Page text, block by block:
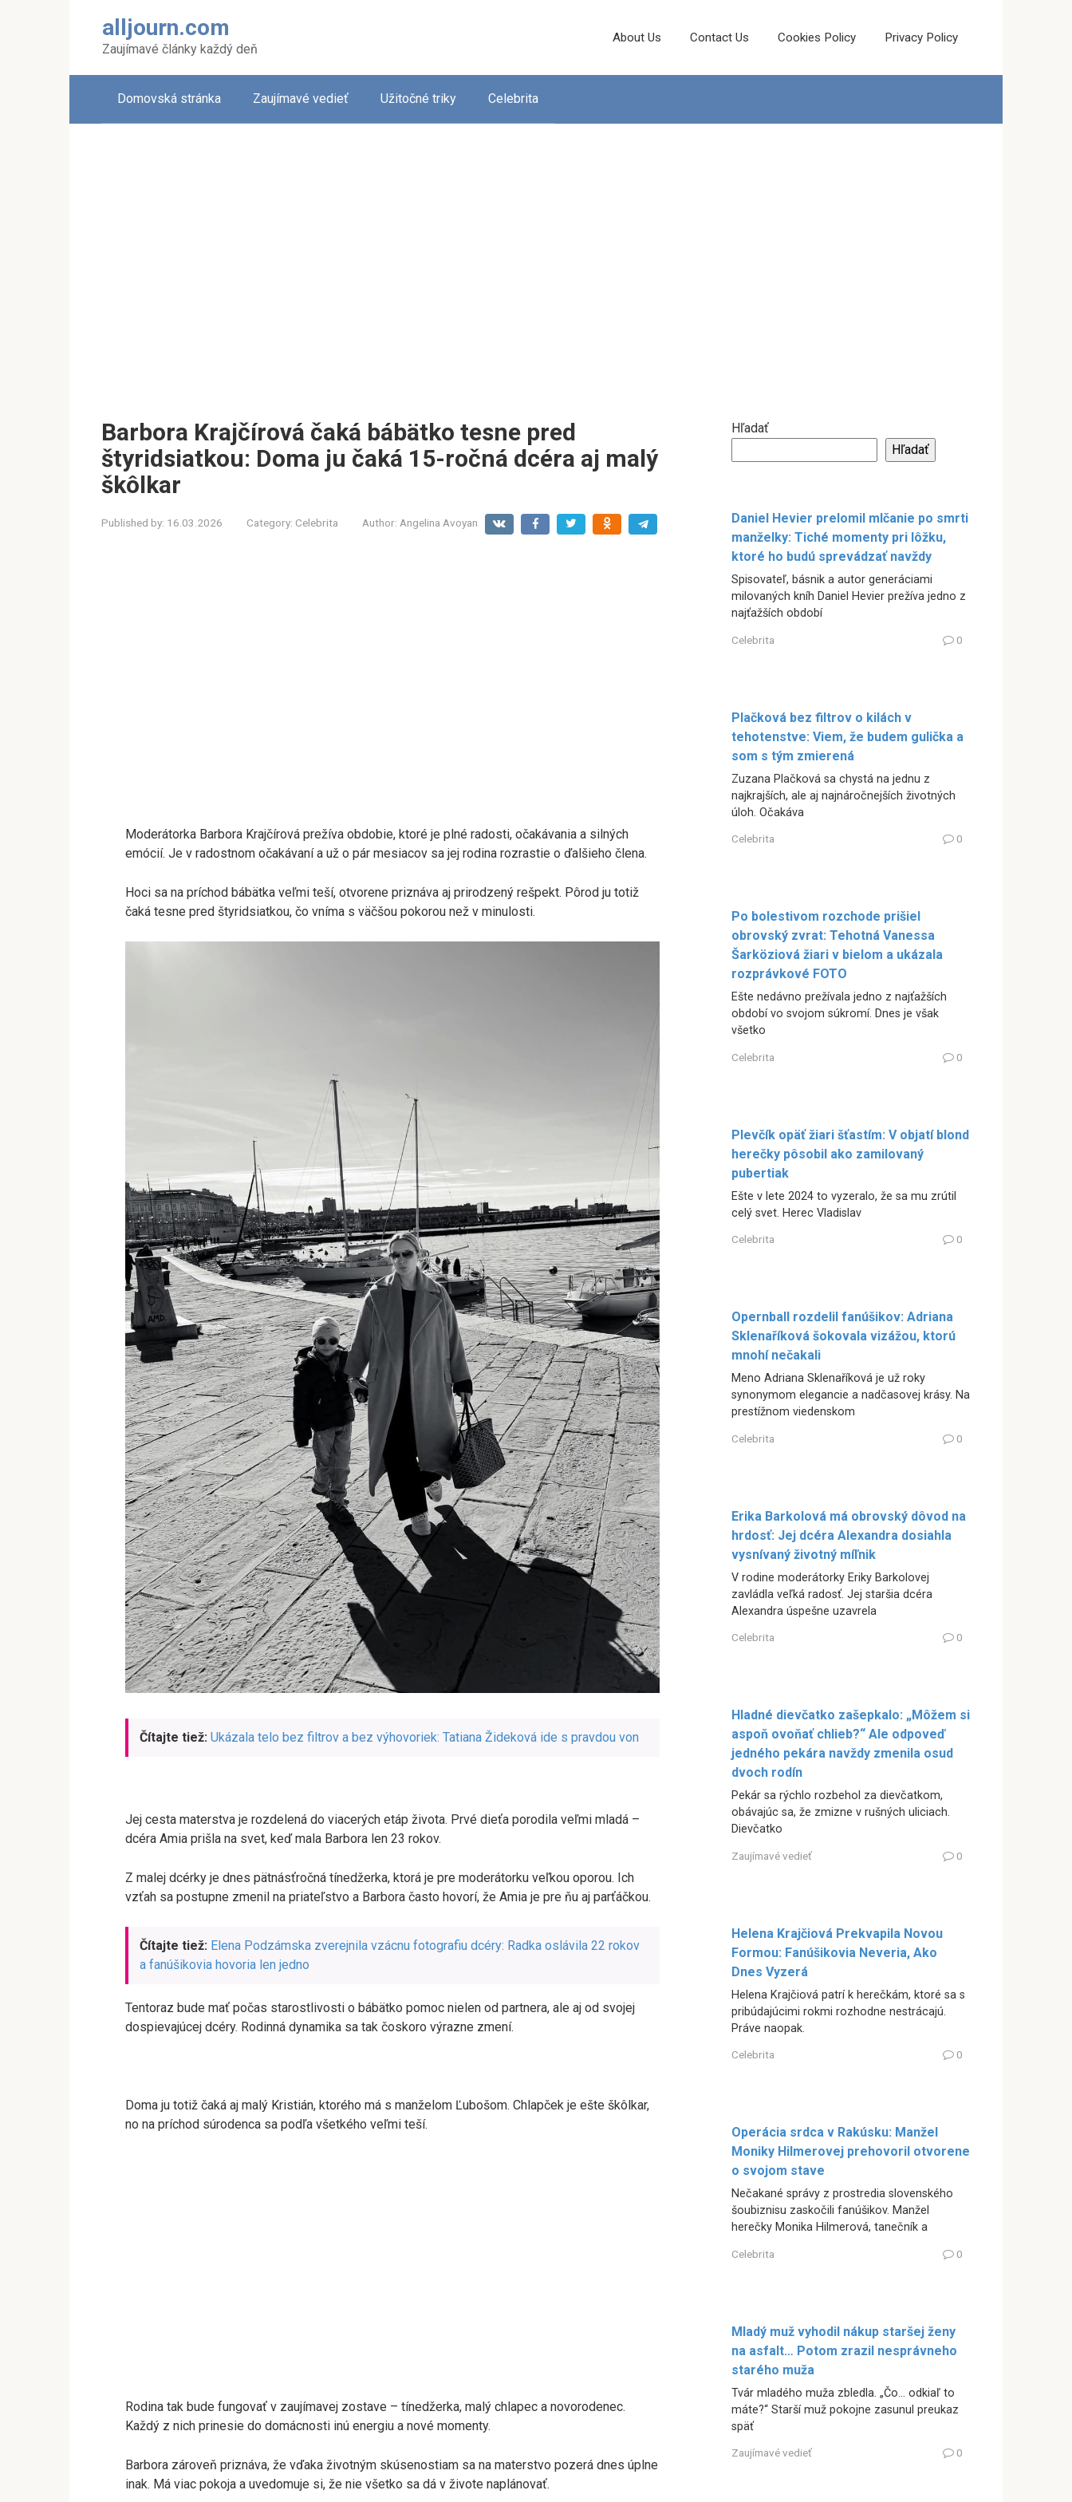
alljourn.com
Zaujímavé články každý deň
About Us Contact Us Cookies Policy Privacy Policy
Domovská stránka Zaujímavé vedieť Užitočné triky Celebrita
Barbora Krajčírová čaká bábätko tesne pred
štyridsiatkou: Doma ju čaká 15-ročná dcéra aj malý
škôlkar
Published by: 16.03.2026 Category: Celebrita Author: Angelina Avoyan
Moderátorka Barbora Krajčírová prežíva obdobie, ktoré je plné radosti, očakávania a silných
emócií. Je v radostnom očakávaní a už o pár mesiacov sa jej rodina rozrastie o ďalšieho člena.
Hoci sa na príchod bábätka veľmi teší, otvorene priznáva aj prirodzený rešpekt. Pôrod ju totiž
čaká tesne pred štyridsiatkou, čo vníma s väčšou pokorou než v minulosti.
Čítajte tiež: Ukázala telo bez filtrov a bez výhovoriek: Tatiana Žideková ide s pravdou von
Jej cesta materstva je rozdelená do viacerých etáp života. Prvé dieťa porodila veľmi mladá –
dcéra Amia prišla na svet, keď mala Barbora len 23 rokov.
Z malej dcérky je dnes pätnásťročná tínedžerka, ktorá je pre moderátorku veľkou oporou. Ich
vzťah sa postupne zmenil na priateľstvo a Barbora často hovorí, že Amia je pre ňu aj parťáčkou.
Čítajte tiež: Elena Podzámska zverejnila vzácnu fotografiu dcéry: Radka oslávila 22 rokov
a fanúšikovia hovoria len jedno
Tentoraz bude mať počas starostlivosti o bábätko pomoc nielen od partnera, ale aj od svojej
dospievajúcej dcéry. Rodinná dynamika sa tak čoskoro výrazne zmení.
Doma ju totiž čaká aj malý Kristián, ktorého má s manželom Ľubošom. Chlapček je ešte škôlkar,
no na príchod súrodenca sa podľa všetkého veľmi teší.
Rodina tak bude fungovať v zaujímavej zostave – tínedžerka, malý chlapec a novorodenec.
Každý z nich prinesie do domácnosti inú energiu a nové momenty.
Barbora zároveň priznáva, že vďaka životným skúsenostiam sa na materstvo pozerá dnes úplne
inak. Má viac pokoja a uvedomuje si, že nie všetko sa dá v živote naplánovať.
Hľadať
Hľadať
Daniel Hevier prelomil mlčanie po smrti
manželky: Tiché momenty pri lôžku,
ktoré ho budú sprevádzať navždy
Spisovateľ, básnik a autor generáciami
milovaných kníh Daniel Hevier prežíva jedno z
najťažších období
Celebrita 0
Plačková bez filtrov o kilách v
tehotenstve: Viem, že budem gulička a
som s tým zmierená
Zuzana Plačková sa chystá na jednu z
najkrajších, ale aj najnáročnejších životných
úloh. Očakáva
Celebrita 0
Po bolestivom rozchode prišiel
obrovský zvrat: Tehotná Vanessa
Šarköziová žiari v bielom a ukázala
rozprávkové FOTO
Ešte nedávno prežívala jedno z najťažších
období vo svojom súkromí. Dnes je však
všetko
Celebrita 0
Plevčík opäť žiari šťastím: V objatí blond
herečky pôsobil ako zamilovaný
pubertiak
Ešte v lete 2024 to vyzeralo, že sa mu zrútil
celý svet. Herec Vladislav
Celebrita 0
Opernball rozdelil fanúšikov: Adriana
Sklenaříková šokovala vizážou, ktorú
mnohí nečakali
Meno Adriana Sklenaříková je už roky
synonymom elegancie a nadčasovej krásy. Na
prestížnom viedenskom
Celebrita 0
Erika Barkolová má obrovský dôvod na
hrdosť: Jej dcéra Alexandra dosiahla
vysnívaný životný míľnik
V rodine moderátorky Eriky Barkolovej
zavládla veľká radosť. Jej staršia dcéra
Alexandra úspešne uzavrela
Celebrita 0
Hladné dievčatko zašepkalo: „Môžem si
aspoň ovoňať chlieb?“ Ale odpoveď
jedného pekára navždy zmenila osud
dvoch rodín
Pekár sa rýchlo rozbehol za dievčatkom,
obávajúc sa, že zmizne v rušných uliciach.
Dievčatko
Zaujímavé vedieť 0
Helena Krajčiová Prekvapila Novou
Formou: Fanúšikovia Neveria, Ako
Dnes Vyzerá
Helena Krajčiová patrí k herečkám, ktoré sa s
pribúdajúcimi rokmi rozhodne nestrácajú.
Práve naopak.
Celebrita 0
Operácia srdca v Rakúsku: Manžel
Moniky Hilmerovej prehovoril otvorene
o svojom stave
Nečakané správy z prostredia slovenského
šoubiznisu zaskočili fanúšikov. Manžel
herečky Monika Hilmerová, tanečník a
Celebrita 0
Mladý muž vyhodil nákup staršej ženy
na asfalt… Potom zrazil nesprávneho
starého muža
Tvár mladého muža zbledla. „Čo… odkiaľ to
máte?“ Starší muž pokojne zasunul preukaz
späť
Zaujímavé vedieť 0